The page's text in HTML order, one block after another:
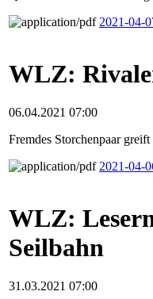
2021-04-
WLZ:
06.04.2021 07:00
Fremdes Storchenpaar
2021-04-
WLZ:
Seilbahn
31.03.2021 07:00